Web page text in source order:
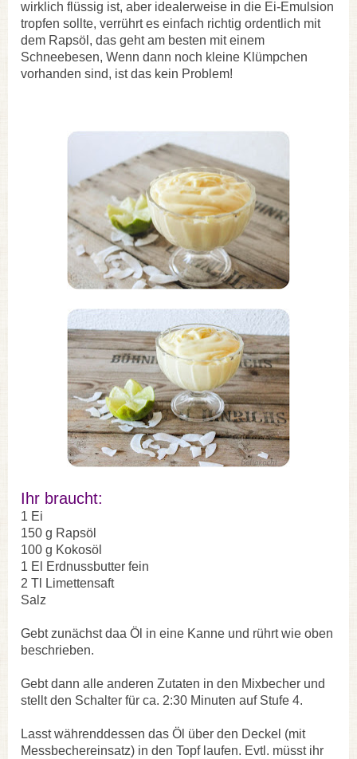
wirklich flüssig ist, aber idealerweise in die Ei-Emulsion
tropfen sollte, verrührt es einfach richtig ordentlich mit
dem Rapsöl, das geht am besten mit einem
Schneebesen, Wenn dann noch kleine Klümpchen
vorhanden sind, ist das kein Problem!
Ihr braucht:
1 Ei
150 g Rapsöl
100 g Kokosöl
1 El Erdnussbutter fein
2 Tl Limettensaft
Salz
Gebt zunächst daa Öl in eine Kanne und rührt wie oben
beschrieben.
Gebt dann alle anderen Zutaten in den Mixbecher und
stellt den Schalter für ca. 2:30 Minuten auf Stufe 4.
Lasst währenddessen das Öl über den Deckel (mit
Messbechereinsatz) in den Topf laufen. Evtl. müsst ihr